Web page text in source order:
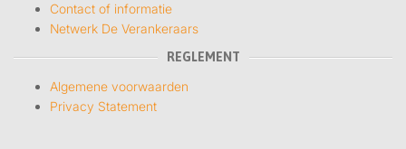
Contact of informatie
Netwerk De Verankeraars
REGLEMENT
Algemene voorwaarden
Privacy Statement